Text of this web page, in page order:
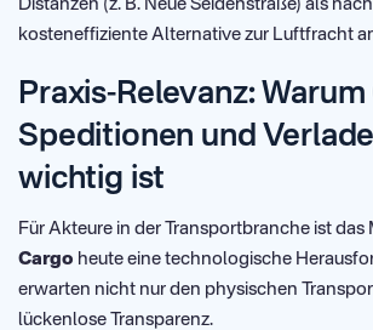
Distanzen (z. B. Neue Seidenstraße) als
kosteneffiziente Alternative zur Luftfracht
Praxis-Relevanz:
Speditionen und
wichtig ist
Für Akteure in der Transportbranche ist
Cargo heute eine technologische
erwarten nicht nur den physischen
lückenlose Transparenz.